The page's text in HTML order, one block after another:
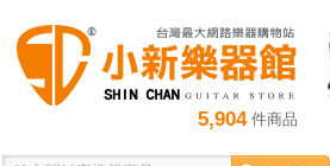
5,904件商品